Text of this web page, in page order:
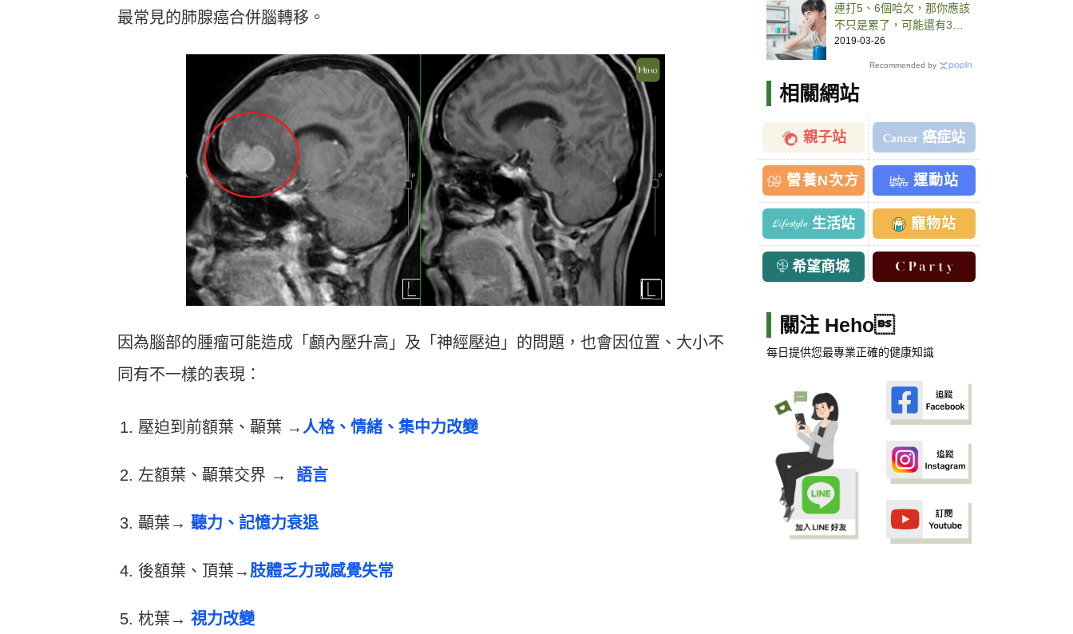
最常見的肺腺癌合併腦轉移。
因為腦部的腫瘤可能造成「顱內壓升高」及「神經壓迫」的問題，也會因位置、大小不
同有不一樣的表現：
壓迫到前額葉、顳葉 → 人格、情緒、集中力改變
左額葉、顳葉交界 → 語言
顳葉→ 聽力、記憶力衰退
後額葉、頂葉→ 肢體乏力或感覺失常
枕葉→ 視力改變
連打5、6個哈欠，那你應該
不只是累了，可能還有3種
病上身
2019-03-26
Recommended by
相關網站
親子站 癌症站
營養N次方 運動站
生活站 寵物站
希望商城
關注 Heho
每日提供您最專業正確的健康知識